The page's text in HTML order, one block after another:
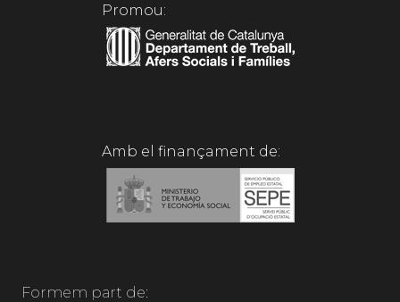
Promou:
Amb el finançament de:
Formem part de: